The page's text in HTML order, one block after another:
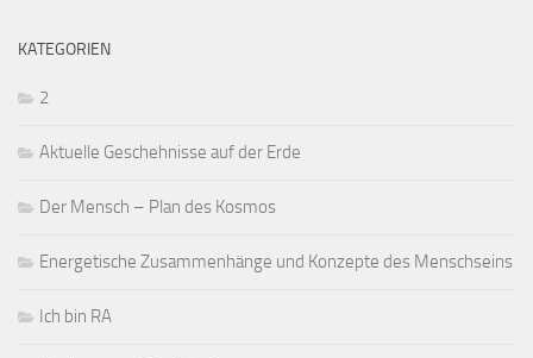
KATEGORIEN
2
Aktuelle Geschehnisse auf der Erde
Der Mensch – Plan des Kosmos
Energetische Zusammenhänge und Konzepte des Menschseins
Ich bin RA